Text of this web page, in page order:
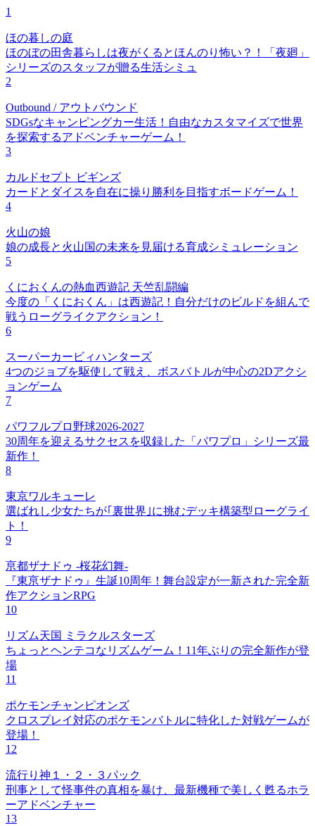
1
ほの暮しの庭
ほのぼの田舎暮らしは夜がくるとほんのり怖い？！「夜廻」
シリーズのスタッフが贈る生活シミュ
2
Outbound / アウトバウンド
SDGsなキャンピングカー生活！自由なカスタマイズで世界
を探索するアドベンチャーゲーム！
3
カルドセプト ビギンズ
カードとダイスを自在に操り勝利を目指すボードゲーム！
4
火山の娘
娘の成長と火山国の未来を見届ける育成シミュレーション
5
くにおくんの熱血西遊記 天竺乱闘編
今度の「くにおくん」は西遊記！自分だけのビルドを組んで
戦うローグライクアクション！
6
スーパーカービィハンターズ
4つのジョブを駆使して戦え、ボスバトルが中心の2Dアクシ
ョンゲーム
7
パワフルプロ野球2026-2027
30周年を迎えるサクセスを収録した「パワプロ」シリーズ最
新作！
8
東京ワルキューレ
選ばれし少女たちが｢裏世界｣に挑むデッキ構築型ローグライ
ト！
9
亰都ザナドゥ -桜花幻舞-
『東亰ザナドゥ』生誕10周年！舞台設定が一新された完全新
作アクションRPG
10
リズム天国 ミラクルスターズ
ちょっとヘンテコなリズムゲーム！11年ぶりの完全新作が登
場
11
ポケモンチャンピオンズ
クロスプレイ対応のポケモンバトルに特化した対戦ゲームが
登場！
12
流行り神１・２・３パック
刑事として怪事件の真相を暴け、最新機種で美しく甦るホラ
ーアドベンチャー
13